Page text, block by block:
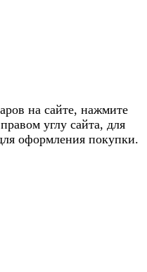
на сайте, нажмите
углу сайта, для
оформления покупки.